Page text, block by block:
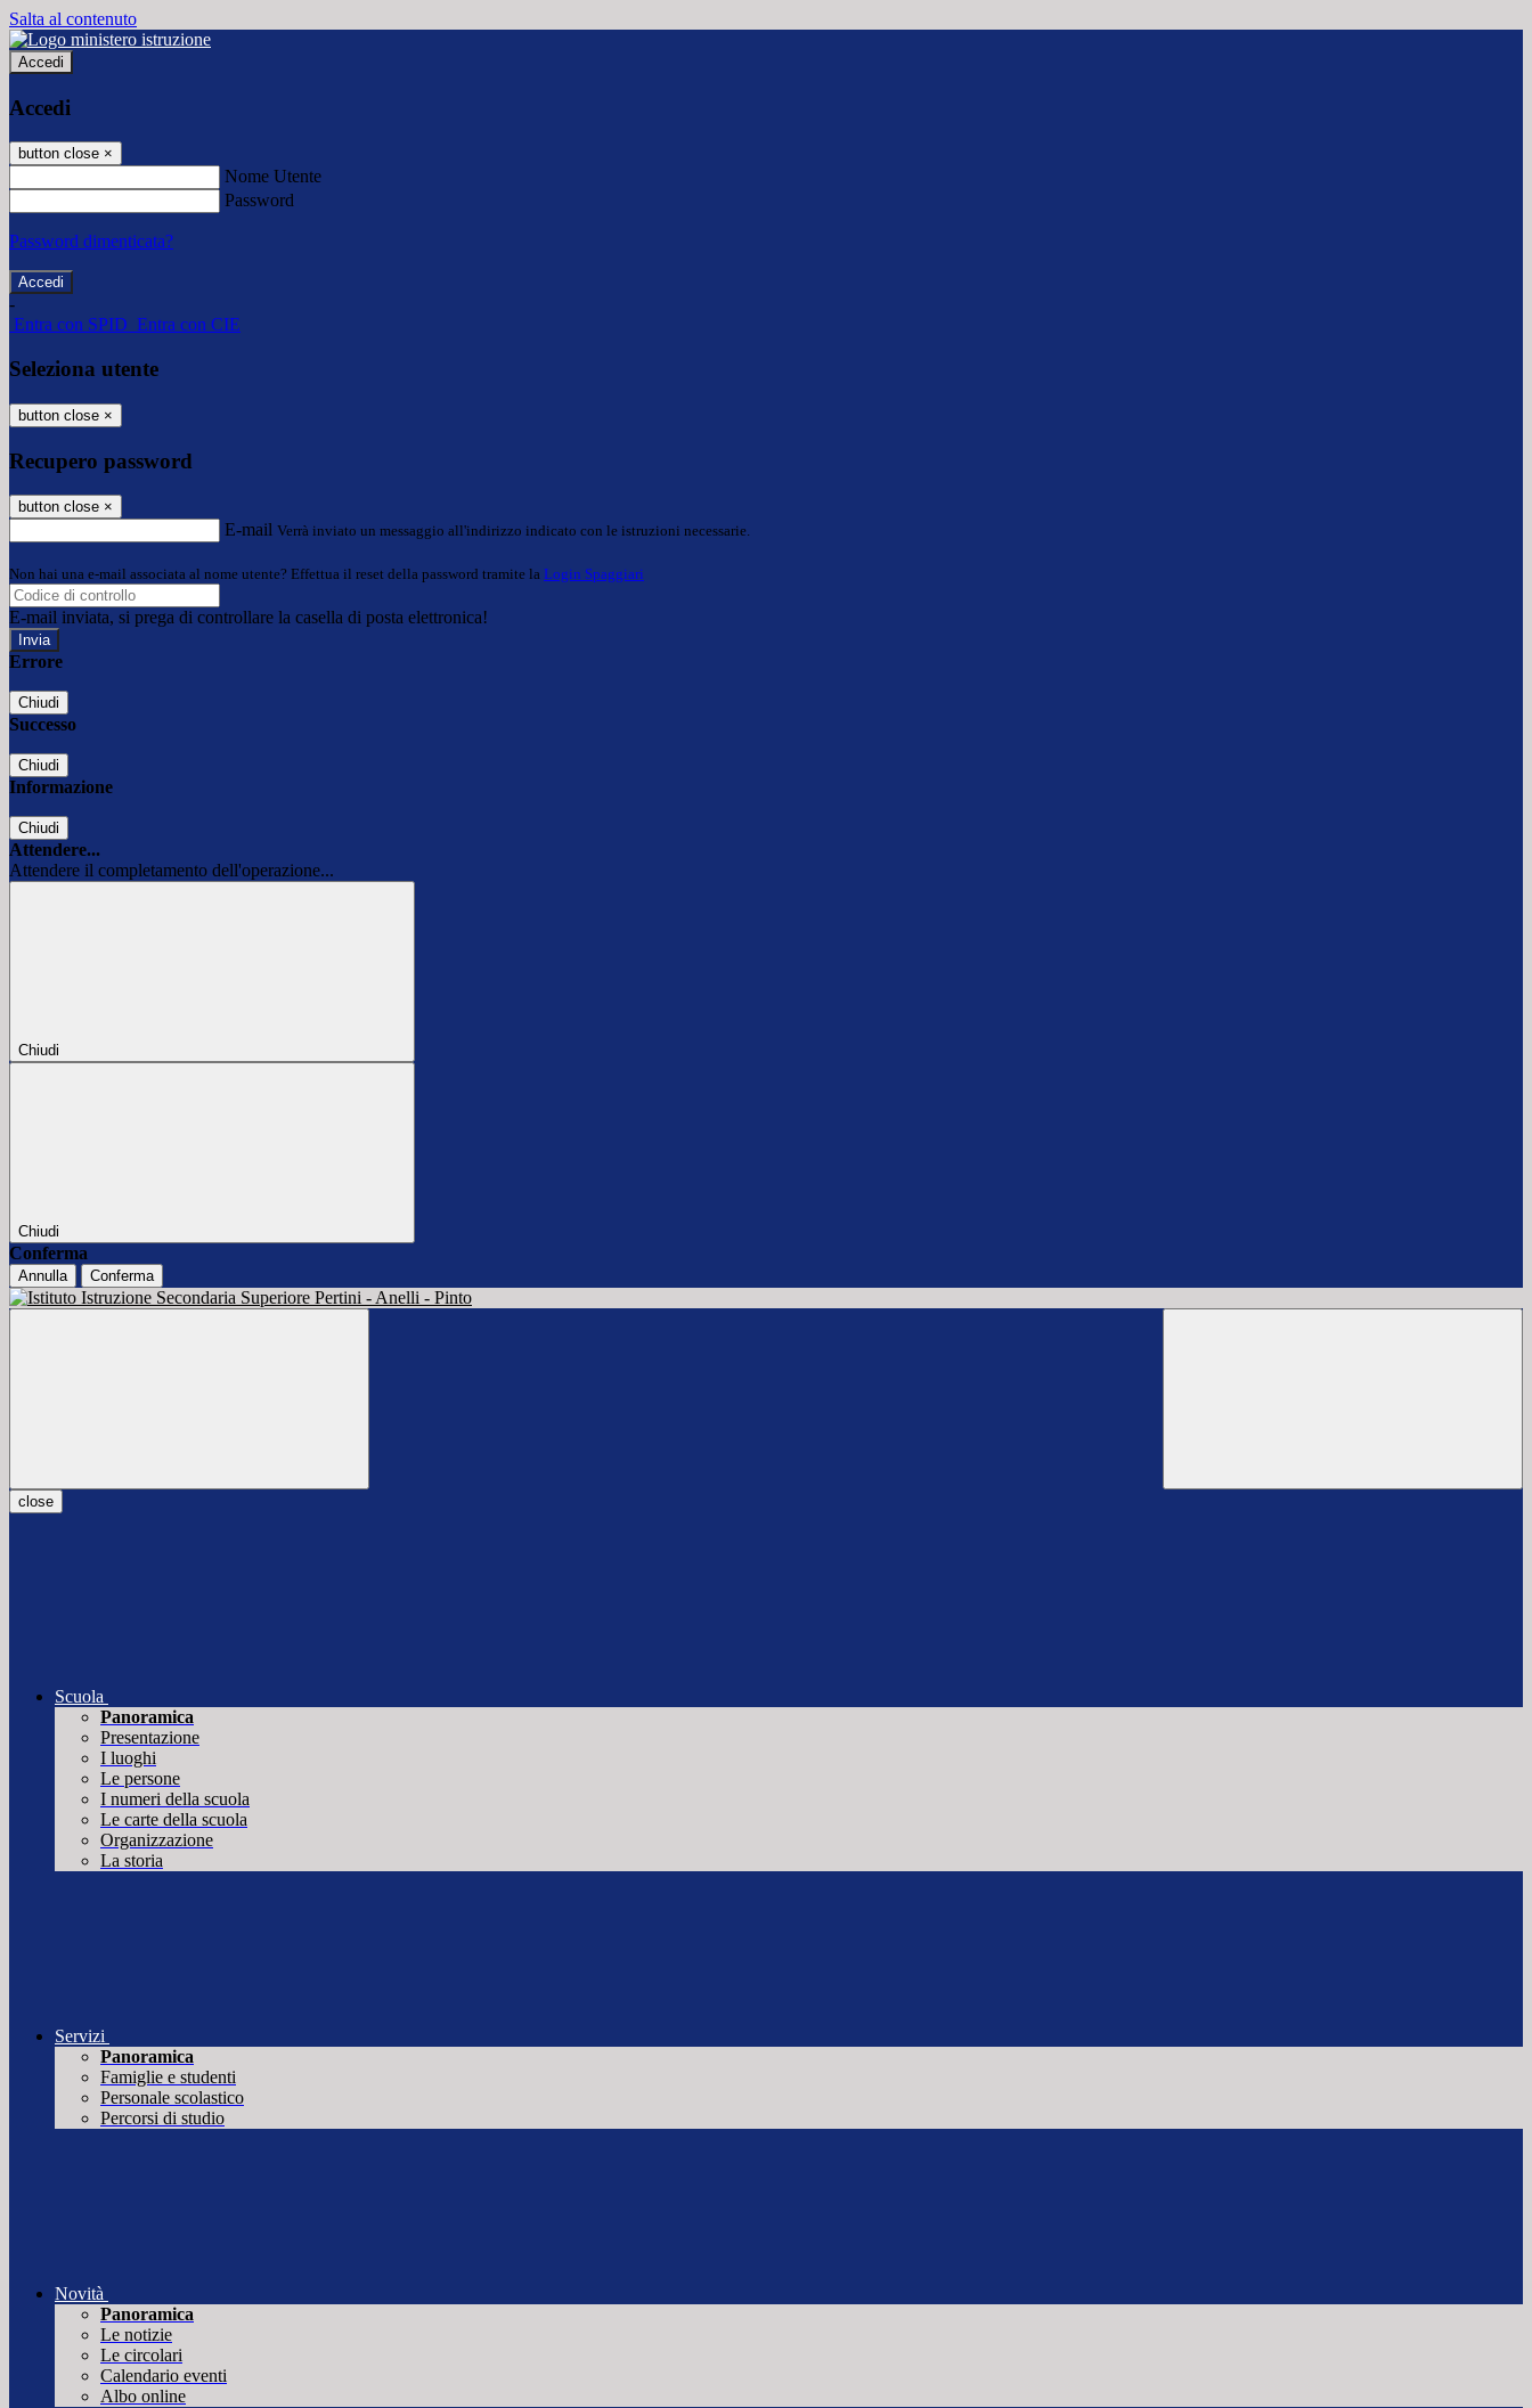
Salta al contenuto
Accedi
Accedi
button close ×
Nome Utente
Password
Password dimenticata?
-
Entra con SPID Entra con CIE
Seleziona utente
button close ×
Recupero password
button close ×
E-mail Verrà inviato un messaggio all'indirizzo indicato con le istruzioni necessarie.
Non hai una e-mail associata al nome utente? Effettua il reset della password tramite la Login Spaggiari
E-mail inviata, si prega di controllare la casella di posta elettronica!
Errore
Chiudi
Successo
Chiudi
Informazione
Chiudi
Attendere...
Attendere il completamento dell'operazione...
Chiudi
Chiudi
Conferma
Annulla Conferma
close
Scuola
Panoramica
Presentazione
I luoghi
Le persone
I numeri della scuola
Le carte della scuola
Organizzazione
La storia
Servizi
Panoramica
Famiglie e studenti
Personale scolastico
Percorsi di studio
Novità
Panoramica
Le notizie
Le circolari
Calendario eventi
Albo online